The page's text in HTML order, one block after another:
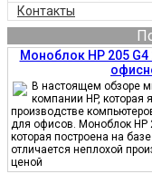
Контакты
Моноблок HP 205
В настоящем обзоре
компании HP,
производстве
для офисов. Моноблок HP
которая построена на
отличается неплохой
ценой